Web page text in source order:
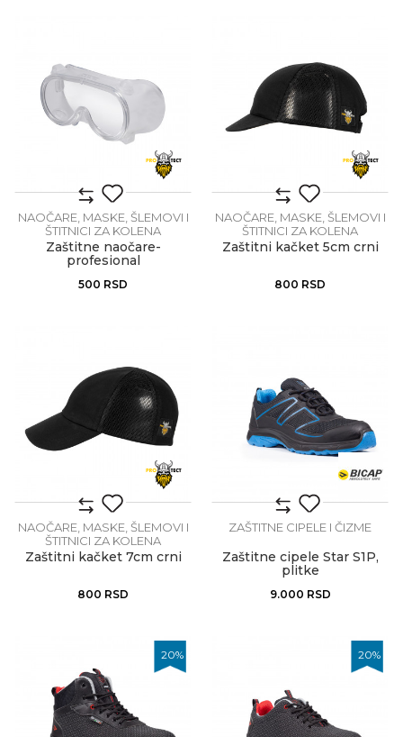
NAOČARE, MASKE, ŠLEMOVI I
ŠTITNICI ZA KOLENA
Zaštitne naočare-
profesional
500 RSD
NAOČARE, MASKE, ŠLEMOVI I
ŠTITNICI ZA KOLENA
Zaštitni kačket 5cm crni
800 RSD
NAOČARE, MASKE, ŠLEMOVI I
ŠTITNICI ZA KOLENA
Zaštitni kačket 7cm crni
800 RSD
ZAŠTITNE CIPELE I ČIZME
Zaštitne cipele Star S1P,
plitke
9.000 RSD
20% 20%